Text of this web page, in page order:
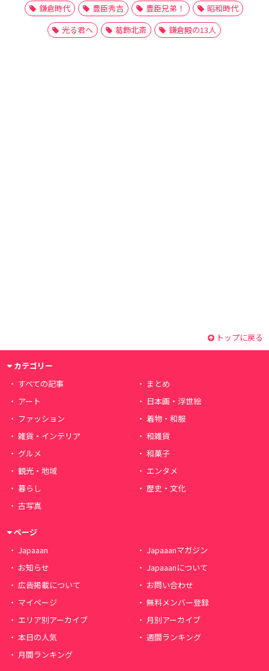
鎌倉時代
豊臣秀吉 豊臣兄弟！
昭和時代
光る君へ
葛飾北斎 鎌倉殿の13人
トップに戻る
カテゴリー
すべての記事
まとめ
アート
日本画・浮世絵
ファッション
着物・和服
雑貨・インテリア
和雑貨
グルメ
和菓子
観光・地域
エンタメ
暮らし
歴史・文化
古写真
ページ
Japaaan
Japaaanマガジン
お知らせ
Japaaanについて
広告掲載について
お問い合わせ
マイページ
無料メンバー登録
エリア別アーカイブ
月別アーカイブ
本日の人気
週間ランキング
月間ランキング